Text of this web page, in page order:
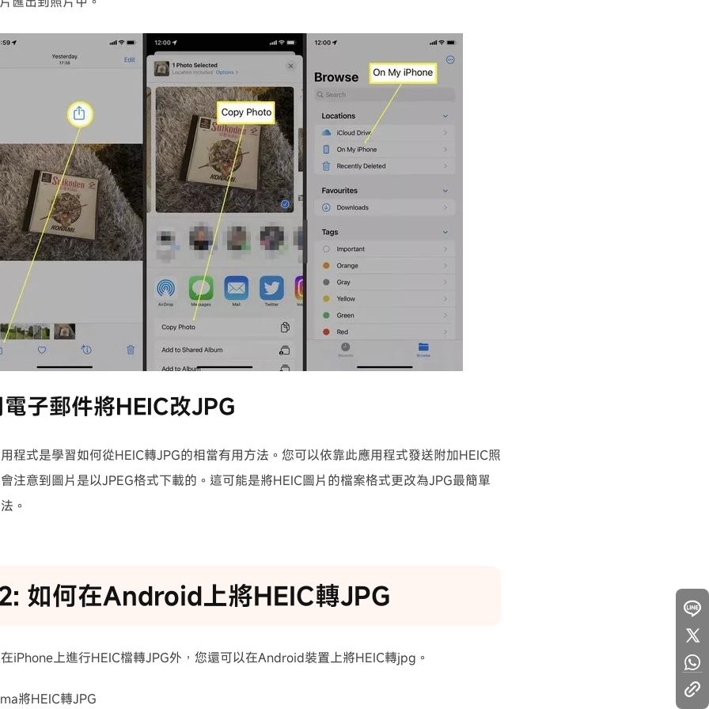
子郵件將HEIC改JPG
程式是學習如何從HEIC轉JPG的相當有用方法。您可以依靠此應用程式發送附加HEIC照
注意到圖片是以JPEG格式下載的。這可能是將HEIC圖片的檔案格式更改為JPG最簡單
。
如何在Android上將HEIC轉JPG
iPhone上進行HEIC檔轉JPG外，您還可以在Android裝置上將HEIC轉jpg。
將HEIC轉JPG